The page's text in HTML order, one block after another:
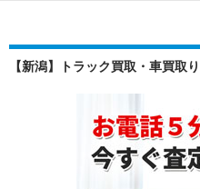
ア
ウ
ト
ラ
ン
ダ
【新潟】トラック買取・車買取